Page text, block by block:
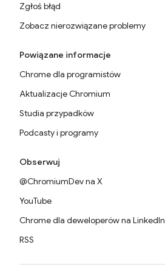
Zgłoś błąd
Zobacz nierozwiązane problemy
Powiązane informacje
Chrome dla programistów
Aktualizacje Chromium
Studia przypadków
Podcasty i programy
Obserwuj
@ChromiumDev na X
YouTube
Chrome dla deweloperów na LinkedIn
RSS